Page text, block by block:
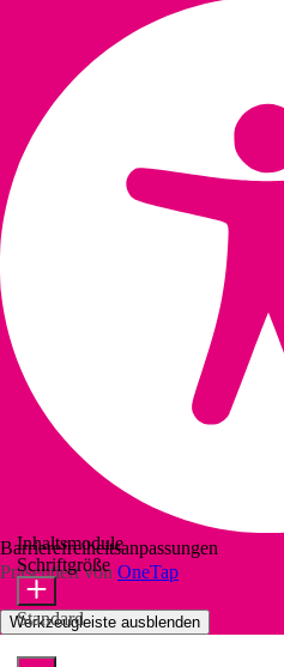
Barrierefreiheitsanpassungen
Präsentiert von OneTap
Werkzeugleiste ausblenden
Inhaltsmodule
Schriftgröße
Standard